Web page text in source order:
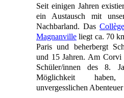
Seit einigen Jahren
ein Austausch mit
Nachbarland. Das
Magnanville liegt ca. 70
Paris und beherbergt
und 15 Jahren. Am Corvi
Schüler/innen des 8.
Möglichkeit
unvergesslichen